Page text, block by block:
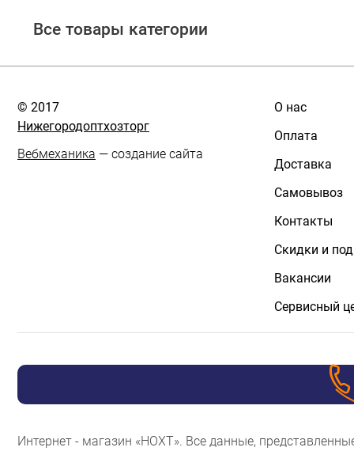
Все товары категории
© 2017
Нижегородоптхозторг
Вебмеханика — создание сайта
О нас
Оплата
Доставка
Самовывоз
Контакты
Скидки и
Вакансии
Сервисный
Интернет - магазин «НОХТ». Все данные,